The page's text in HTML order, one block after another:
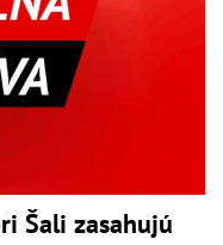
Šali zasahujú